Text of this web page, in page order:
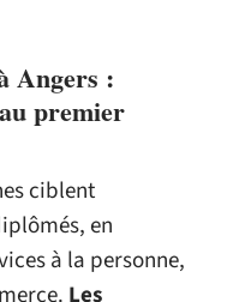
Angers :
premier
ciblent
en
à la personne,
Les